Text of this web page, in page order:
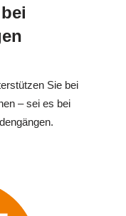
Sie bei
– sei es bei